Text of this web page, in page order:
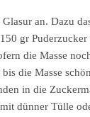
an. Dazu
gr
die Masse
die Masse
in die
mit dünner Tülle